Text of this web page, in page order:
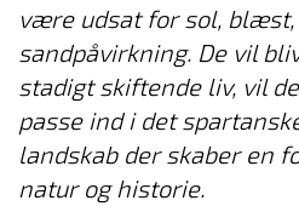
være udsat for sol,
sandpåvirkning. De vil
stadigt skiftende liv, vil
passe ind i det
landskab der skaber en
natur og historie.